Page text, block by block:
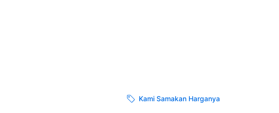
Kami Samakan Harganya